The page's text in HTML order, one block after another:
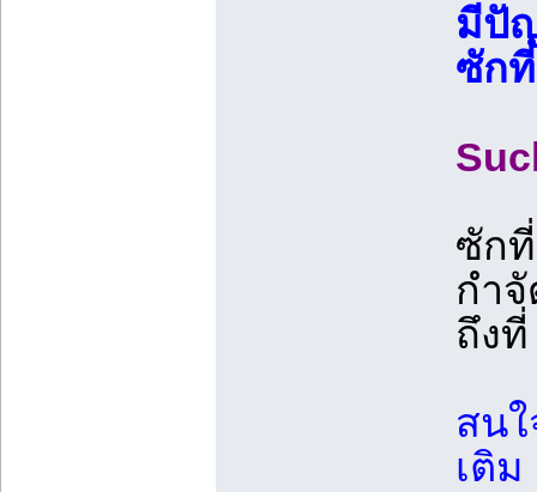
มีปั
ซัก
ซัก
กำ
ถึง
สน
เติม